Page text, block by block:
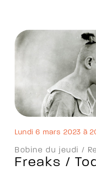
lundi 6 mars 2023 à
Bobine du jeudi /
Freaks /